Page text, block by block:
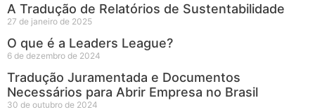
A Tradução de Relatórios de Sustentabilidade
27 de janeiro de 2025
O que é a Leaders League?
6 de dezembro de 2024
Tradução Juramentada e Documentos
Necessários para Abrir Empresa no Brasil
30 de outubro de 2024